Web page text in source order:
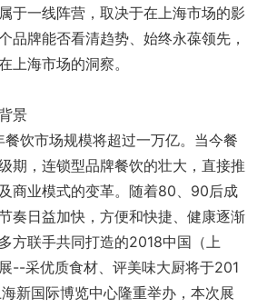
一线阵营，取决于在上海市场的影
品牌能否看清趋势、始终永葆领先，
上海市场的洞察。
景
市场规模将超过一万亿。当今餐
期，连锁型品牌餐饮的壮大，直接推
商业模式的变革。随着80、90后成
奏日益加快，方便和快捷、健康逐渐
方联手共同打造的2018中国（上
--采优质食材、评美味大厨将于201
新国际博览中心隆重举办，本次展